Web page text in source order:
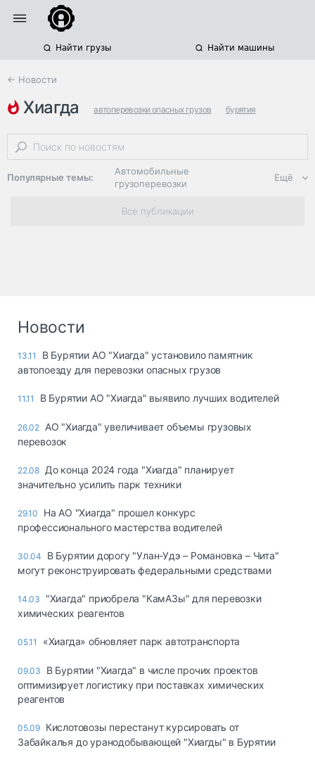
Найти грузы Найти машины
← Новости
хиагда автоперевозки опасных грузов бурятия
химические грузы
Популярные темы:
Автомобильные
грузоперевозки
Региональная
логистика
опасные грузы
страхование
Таможня и ВЭД
терминалы
Коммерческий
Спецтехника
Автосервис,
запчасти, шины
Топливо, масла и
автохимия
Дзен
Ещё
Все публикации
Новости
13.11
В Бурятии АО "Хиагда" установило памятник
автопоезду для перевозки опасных грузов
11.11 В Бурятии АО "Хиагда" выявило лучших водителей
26.02 АО "Хиагда" увеличивает объемы грузовых
перевозок
22.08 До конца 2024 года "Хиагда" планирует
значительно усилить парк техники
29.10
На АО "Хиагда" прошел конкурс
профессионального мастерства водителей
30.04
В Бурятии дорогу "Улан-Удэ – Романовка – Чита"
могут реконструировать федеральными средствами
14.03
"Хиагда" приобрела "КамАЗы" для перевозки
химических реагентов
05.11 «Хиагда» обновляет парк автотранспорта
09.03
В Бурятии "Хиагда" в числе прочих проектов
оптимизирует логистику при поставках химических
реагентов
05.09 Кислотовозы перестанут курсировать от
Забайкалья до уранодобывающей "Хиагды" в Бурятии